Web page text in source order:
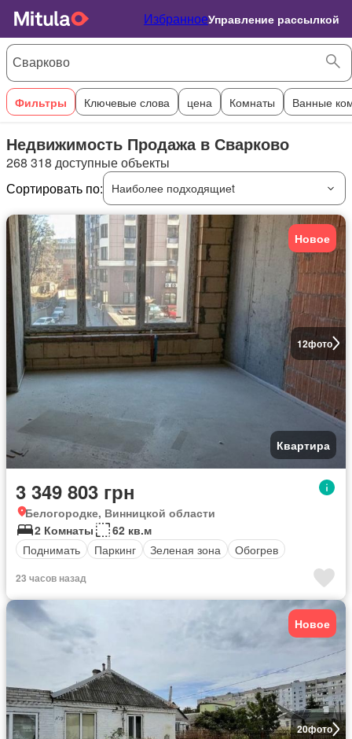
ИзбранноеУправление рассылкой
Фильтры Ключевые слова цена Комнаты Ванные
Недвижимость Продажа в Сварково
268 318 доступные объекты
Сортировать по:
Наиболее подходящиеt
12фото
Новое
Квартира
3 349 803 грн
Белогородке, Винницкой области
2 Комнаты
62 кв.м
Поднимать
Паркинг Зеленая зона Обогрев
23 часов назад
20фото
Новое